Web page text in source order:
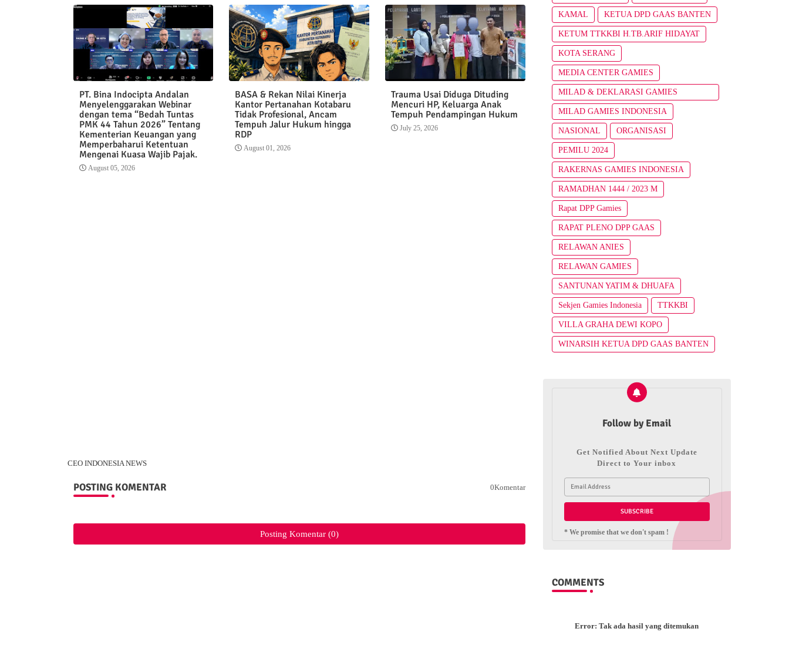
PT. Bina Indocipta Andalan
Menyelenggarakan Webinar
dengan tema “Bedah Tuntas
PMK 44 Tahun 2026” Tentang
Kementerian Keuangan yang
Memperbaharui Ketentuan
Mengenai Kuasa Wajib Pajak.
August 05, 2026
BASA & Rekan Nilai Kinerja
Kantor Pertanahan Kotabaru
Tidak Profesional, Ancam
Tempuh Jalur Hukum hingga
RDP
August 01, 2026
Trauma Usai Diduga Dituding
Mencuri HP, Keluarga Anak
Tempuh Pendampingan Hukum
July 25, 2026
CEO INDONESIA NEWS
POSTING KOMENTAR 0Komentar
Posting Komentar (0)
KAMAL KETUA DPD GAAS BANTEN
KETUM TTKKBI H.TB.ARIF HIDAYAT
KOTA SERANG
MEDIA CENTER GAMIES
MILAD & DEKLARASI GAMIES
INDONESIA
MILAD GAMIES INDONESIA
NASIONAL ORGANISASI
PEMILU 2024
RAKERNAS GAMIES INDONESIA
RAMADHAN 1444 / 2023 M
Rapat DPP Gamies
RAPAT PLENO DPP GAAS
RELAWAN ANIES
RELAWAN GAMIES
SANTUNAN YATIM & DHUAFA
Sekjen Gamies Indonesia TTKKBI
VILLA GRAHA DEWI KOPO
WINARSIH KETUA DPD GAAS BANTEN
Follow by Email
Get Notified About Next Update
Direct to Your inbox
* We promise that we don't spam !
COMMENTS
Error: Tak ada hasil yang ditemukan